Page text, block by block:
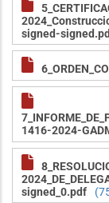
signed-
1416-2024-
signed_0.pdf